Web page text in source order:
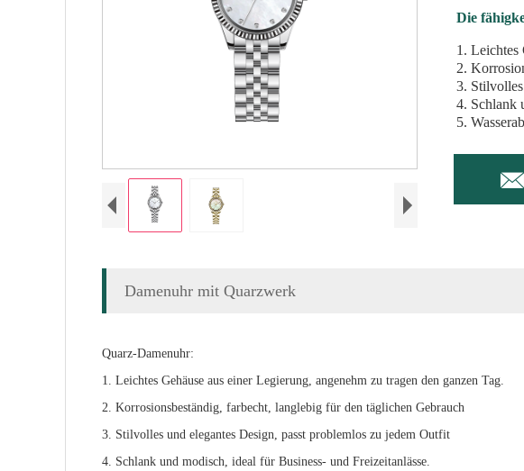
Die
1. Leichtes
2.
3.
4. Schlank
5.

Damenuhr mit Quarzwerk
Quarz-Damenuhr:
1. Leichtes Gehäuse aus einer Legierung, angenehm zu tragen den ganzen Tag.
2. Korrosionsbeständig, farbecht, langlebig für den täglichen Gebrauch
3. Stilvolles und elegantes Design, passt problemlos zu jedem Outfit
4. Schlank und modisch, ideal für Business- und Freizeitanlässe.